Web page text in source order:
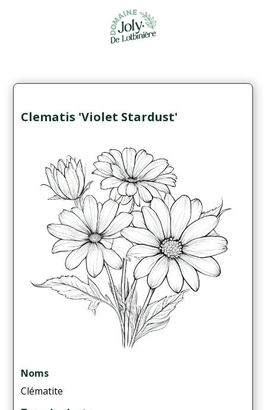
Clematis 'Violet Stardust'
Noms
Clématite